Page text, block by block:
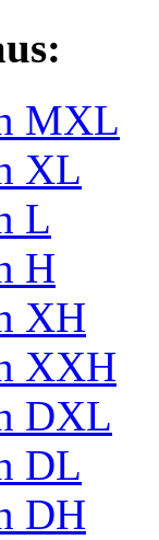
MXL
XL
L
H
XH
XXH
DXL
DL
DH